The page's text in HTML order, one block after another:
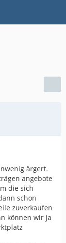
ärgert.
angebote
die sich
schon
zuverkaufen
können wir ja